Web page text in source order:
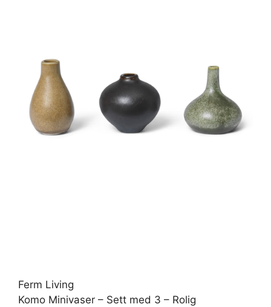
Ferm Living
Komo Minivaser – Sett med 3 – Rolig